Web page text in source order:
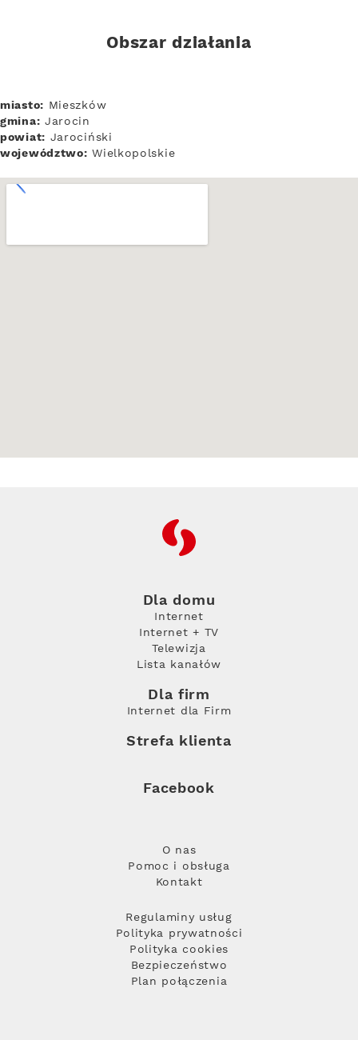
Obszar działania
miasto: Mieszków
gmina: Jarocin
powiat: Jarociński
województwo: Wielkopolskie
RFC
Dla domu
Internet
Internet + TV
Telewizja
Lista kanałów
Dla firm
Internet dla Firm
Strefa klienta
Facebook
O nas
Pomoc i obsługa
Kontakt
Regulaminy usług
Polityka prywatności
Polityka cookies
Bezpieczeństwo
Plan połączenia